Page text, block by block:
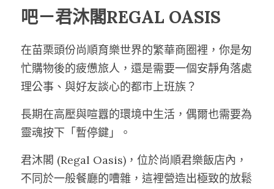
吧－君沐閣REGAL OASIS
在苗栗頭份尚順育樂世界的繁華商圈裡，你是匆
忙購物後的疲憊旅人，還是需要一個安靜角落處
理公事、與好友談心的都市上班族？
長期在高壓與喧囂的環境中生活，偶爾也需要為
靈魂按下「暫停鍵」。
君沐閣 (Regal Oasis)，位於尚順君樂飯店內，
不同於一般餐廳的嘈雜，這裡營造出極致的放鬆